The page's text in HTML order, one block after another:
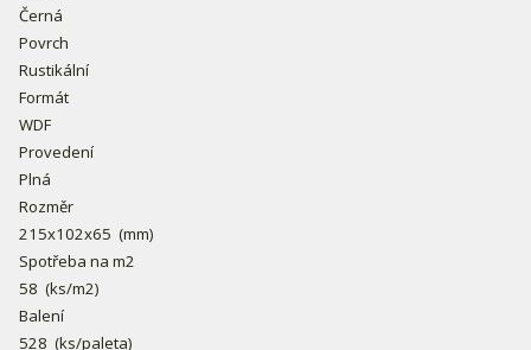
Černá
Povrch
Rustikální
Formát
WDF
Provedení
Plná
Rozměr
215x102x65 (mm)
Spotřeba na m2
58 (ks/m2)
Balení
528 (ks/paleta)